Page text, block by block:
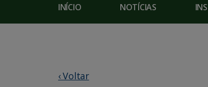
INÍCIO NOTÍCIAS
‹ Voltar